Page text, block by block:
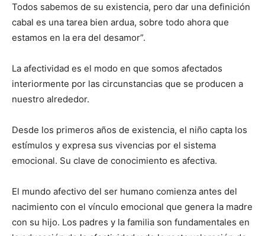
Todos sabemos de su existencia, pero dar una definición
cabal es una tarea bien ardua, sobre todo ahora que
estamos en la era del desamor”.
La afectividad es el modo en que somos afectados
interiormente por las circunstancias que se producen a
nuestro alrededor.
Desde los primeros años de existencia, el niño capta los
estímulos y expresa sus vivencias por el sistema
emocional. Su clave de conocimiento es afectiva.
El mundo afectivo del ser humano comienza antes del
nacimiento con el vínculo emocional que genera la madre
con su hijo. Los padres y la familia son fundamentales en